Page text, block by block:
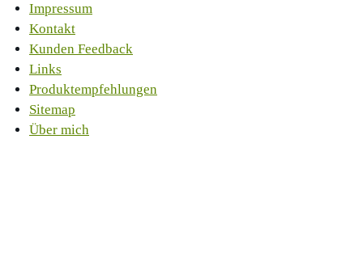
Impressum
Kontakt
Kunden Feedback
Links
Produktempfehlungen
Sitemap
Über mich